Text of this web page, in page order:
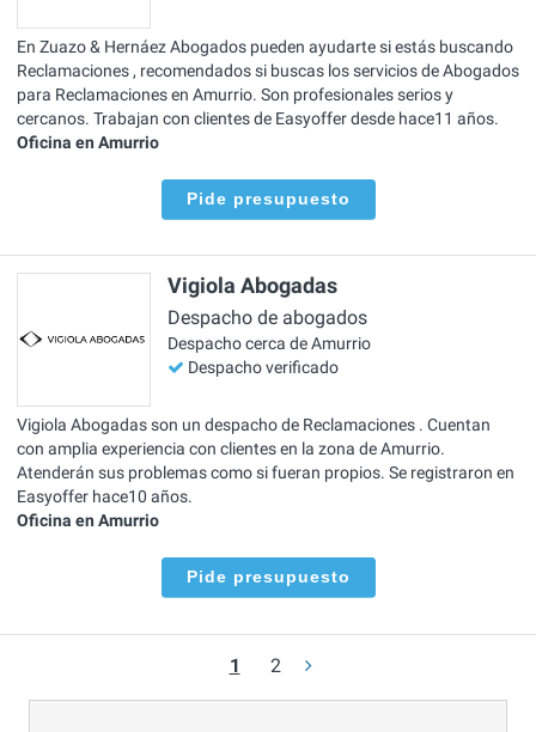
En Zuazo & Hernáez Abogados pueden ayudarte si estás buscando
Reclamaciones , recomendados si buscas los servicios de Abogados
para Reclamaciones en Amurrio. Son profesionales serios y
cercanos. Trabajan con clientes de Easyoffer desde hace11 años.
Oficina en Amurrio
Pide presupuesto
Vigiola Abogadas
Despacho de abogados
Despacho cerca de Amurrio
Despacho verificado
Vigiola Abogadas son un despacho de Reclamaciones . Cuentan
con amplia experiencia con clientes en la zona de Amurrio.
Atenderán sus problemas como si fueran propios. Se registraron en
Easyoffer hace10 años.
Oficina en Amurrio
Pide presupuesto
1 2